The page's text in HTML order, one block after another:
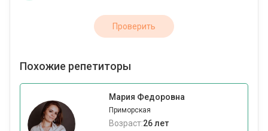
Проверить
Похожие репетиторы
Мария Федоровна
Приморская
Возраст:26 лет